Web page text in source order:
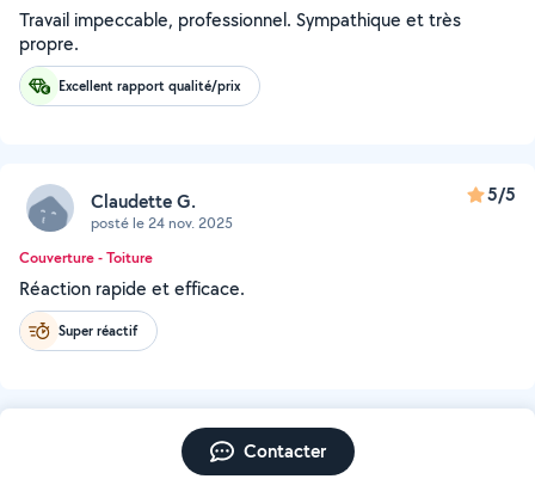
Travail impeccable, professionnel. Sympathique et très
propre.
Excellent rapport qualité/prix
Claudette G.
posté le 24 nov. 2025
5/5
Couverture - Toiture
Réaction rapide et efficace.
Super réactif
Contacter